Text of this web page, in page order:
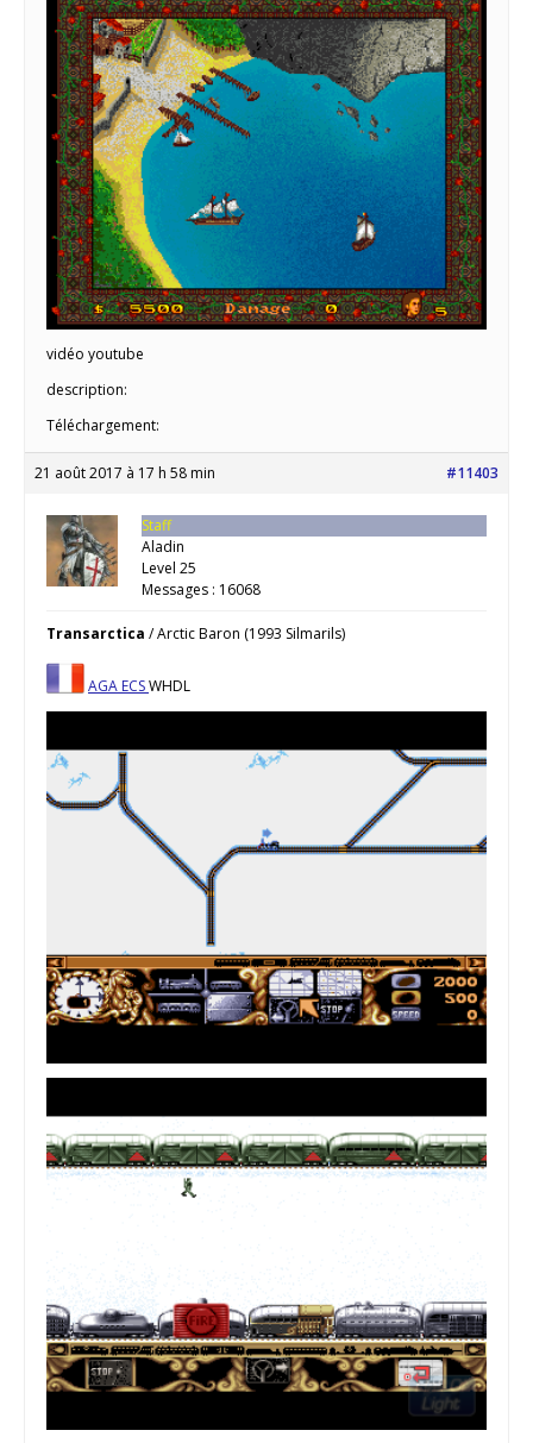
vidéo youtube
description:
Téléchargement:
21 août 2017 à 17 h 58 min #11403
Staff
Aladin
Level 25
Messages : 16068
Transarctica / Arctic Baron (1993 Silmarils)
AGA ECSWHDL